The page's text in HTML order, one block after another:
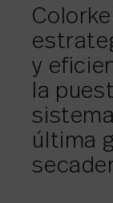
y
la
última